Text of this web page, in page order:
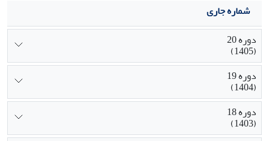
شماره جاری
دوره 20
(1405)
دوره 19
(1404)
دوره 18
(1403)